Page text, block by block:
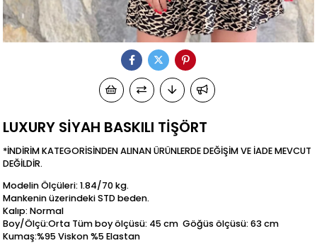
LUXURY SİYAH BASKILI TİŞÖRT
*İNDİRİM KATEGORİSİNDEN ALINAN ÜRÜNLERDE DEĞİŞİM VE İADE MEVCUT
DEĞİLDİR.
Modelin Ölçüleri: 1.84/70 kg.
Mankenin üzerindeki STD beden.
Kalıp: Normal
Boy/Ölçü:Orta Tüm boy ölçüsü: 45 cm Göğüs ölçüsü: 63 cm
Kumaş:%95 Viskon %5 Elastan